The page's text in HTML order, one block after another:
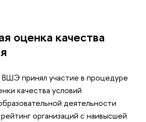
оценка качества
принял участие в процедуре
качества условий
деятельности
организаций с наивысшей